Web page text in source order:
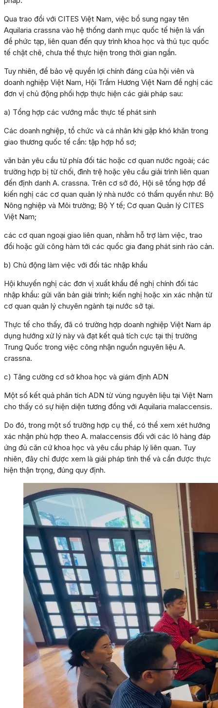
Qua trao đổi với CITES Việt Nam, việc bổ sung ngay tên
Aquilaria crassna vào hệ thống danh mục quốc tế hiện là vấn
đề phức tạp, liên quan đến quy trình khoa học và thủ tục quốc
tế chặt chẽ, chưa thể thực hiện trong thời gian ngắn.
Tuy nhiên, để bảo vệ quyền lợi chính đáng của hội viên và
doanh nghiệp Việt Nam, Hội Trầm Hương Việt Nam đề nghị các
đơn vị chủ động phối hợp thực hiện các giải pháp sau:
a) Tổng hợp các vướng mắc thực tế phát sinh
Các doanh nghiệp, tổ chức và cá nhân khi gặp khó khăn trong
giao thương quốc tế cần: tập hợp hồ sơ;
văn bản yêu cầu từ phía đối tác hoặc cơ quan nước ngoài; các
trường hợp bị từ chối, đình trệ hoặc yêu cầu giải trình liên quan
đến định danh A. crassna. Trên cơ sở đó, Hội sẽ tổng hợp để
kiến nghị các cơ quan quản lý nhà nước có thẩm quyền như: Bộ
Nông nghiệp và Môi trường; Bộ Y tế; Cơ quan Quản lý CITES
Việt Nam;
các cơ quan ngoại giao liên quan, nhằm hỗ trợ làm việc, trao
đổi hoặc gửi công hàm tới các quốc gia đang phát sinh rào cản.
b) Chủ động làm việc với đối tác nhập khẩu
Hội khuyến nghị các đơn vị xuất khẩu đề nghị chính đối tác
nhập khẩu: gửi văn bản giải trình; kiến nghị hoặc xin xác nhận từ
cơ quan quản lý chuyên ngành tại nước sở tại.
Thực tế cho thấy, đã có trường hợp doanh nghiệp Việt Nam áp
dụng hướng xử lý này và đạt kết quả tích cực tại thị trường
Trung Quốc trong việc công nhận nguồn nguyên liệu A.
crassna.
c) Tăng cường cơ sở khoa học và giám định ADN
Một số kết quả phân tích ADN từ vùng nguyên liệu tại Việt Nam
cho thấy có sự hiện diện tương đồng với Aquilaria malaccensis.
Do đó, trong một số trường hợp cụ thể, có thể xem xét hướng
xác nhận phù hợp theo A. malaccensis đối với các lô hàng đáp
ứng đủ căn cứ khoa học và yêu cầu pháp lý liên quan. Tuy
nhiên, đây chỉ được xem là giải pháp tình thế và cần được thực
hiện thận trọng, đúng quy định.